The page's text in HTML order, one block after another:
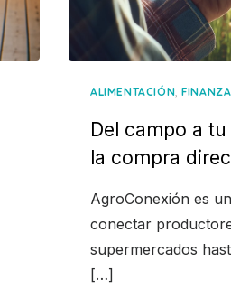
ALIMENTACIÓN,
Del campo a
la compra
AgroConexión es
conectar
supermercados
[…]